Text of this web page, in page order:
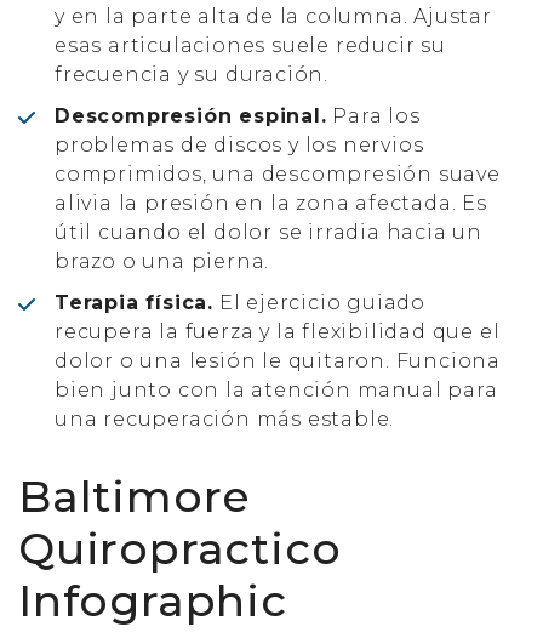
y en la parte alta de la columna. Ajustar
esas articulaciones suele reducir su
frecuencia y su duración.
Descompresión espinal. Para los
problemas de discos y los nervios
comprimidos, una descompresión suave
alivia la presión en la zona afectada. Es
útil cuando el dolor se irradia hacia un
brazo o una pierna.
Terapia física. El ejercicio guiado
recupera la fuerza y la flexibilidad que el
dolor o una lesión le quitaron. Funciona
bien junto con la atención manual para
una recuperación más estable.
Baltimore
Quiropractico
Infographic